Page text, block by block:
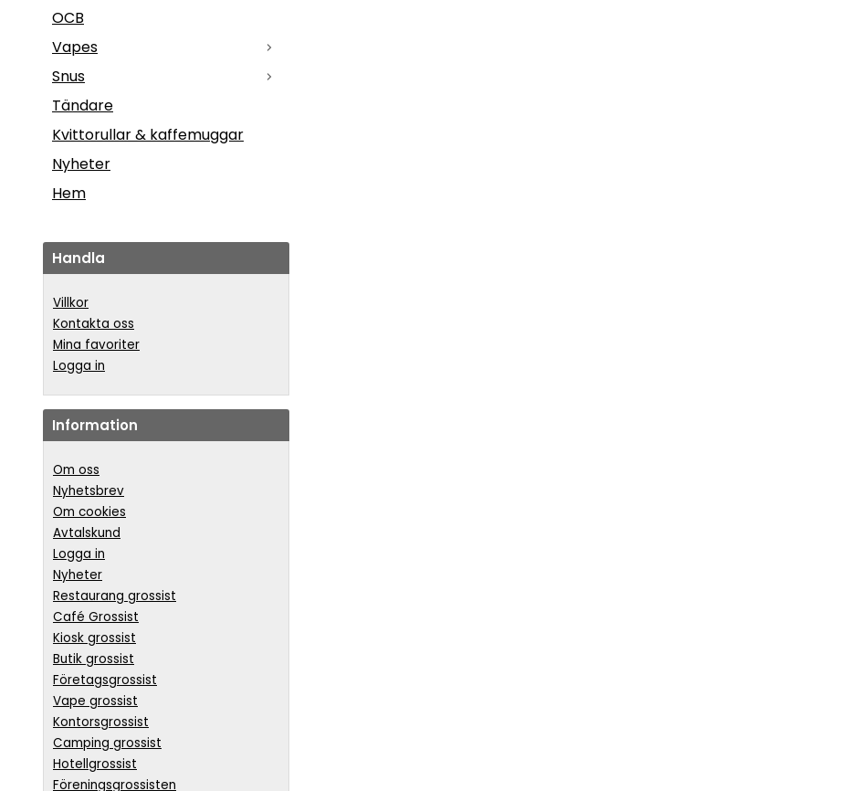
OCB
Vapes
Snus
Tändare
Kvittorullar & kaffemuggar
Nyheter
Hem
Handla
Villkor
Kontakta oss
Mina favoriter
Logga in
Information
Om oss
Nyhetsbrev
Om cookies
Avtalskund
Logga in
Nyheter
Restaurang grossist
Café Grossist
Kiosk grossist
Butik grossist
Företagsgrossist
Vape grossist
Kontorsgrossist
Camping grossist
Hotellgrossist
Föreningsgrossisten